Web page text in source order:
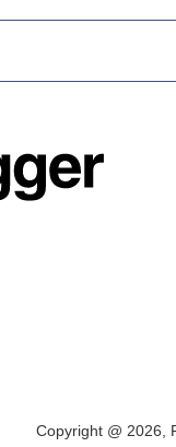
Copyright @ 2026,